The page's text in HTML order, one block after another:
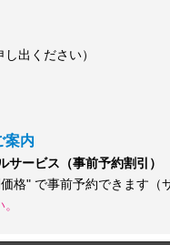
出ください）
案内
ービス（事前予約割引）
格" で事前予約できます（